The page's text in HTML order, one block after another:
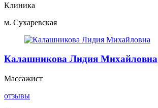
Клиника
м. Сухаревская
Калашникова Лидия Михайловна
Массажист
отзывы